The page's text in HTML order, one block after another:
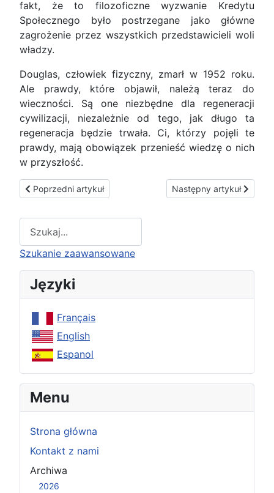
fakt, że to filozoficzne wyzwanie Kredytu
Społecznego było postrzegane jako główne
zagrożenie przez wszystkich przedstawicieli woli
władzy.
Douglas, człowiek fizyczny, zmarł w 1952 roku.
Ale prawdy, które objawił, należą teraz do
wieczności. Są one niezbędne dla regeneracji
cywilizacji, niezależnie od tego, jak długo ta
regeneracja będzie trwała. Ci, którzy pojęli te
prawdy, mają obowiązek przenieść wiedzę o nich
w przyszłość.
Poprzedni artykuł: Droga godności i droga wyboru
Poprzedni artykuł Następny artykuł:
Następny artykuł
Type 2 or more characters for results.
Szukanie zaawansowane
Języki
Français
English
Espanol
Menu
Strona główna
Kontakt z nami
Archiwa
2026